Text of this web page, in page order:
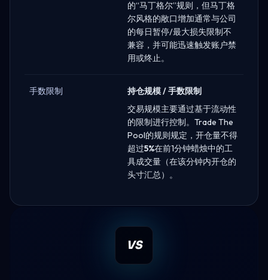
的“马丁格尔”规则，但马丁格
尔风格的敞口增加通常与公司
的每日暂停/最大损失限制不
兼容，并可能迅速触发账户禁
用或终止。
手数限制
持仓规模 / 手数限制
交易规模主要通过基于流动性
的限制进行控制。Trade The
Pool的规则规定，开仓量不得
超过5%在前1分钟蜡烛中的工
具成交量（在该分钟内开仓的
头寸汇总）。
VS